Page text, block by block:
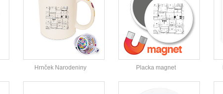
Hrnček Narodeniny Placka magnet